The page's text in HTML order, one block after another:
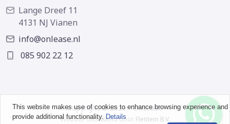
Lange Dreef 11
4131 NJ Vianen
info@onlease.nl
085 902 22 12
Copyright © 2026 - OnLease
Website ontwikkeld door Flentem B.V.
This website makes use of cookies to enhance browsing experience and
provide additional functionality. Details